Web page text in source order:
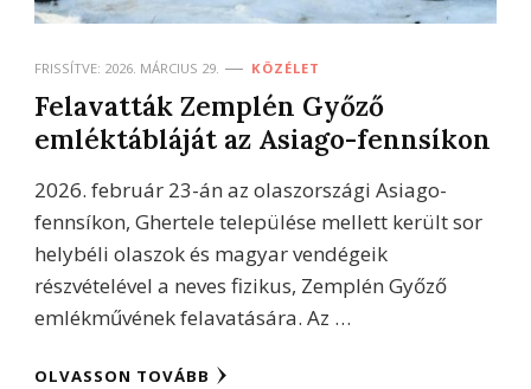
FRISSÍTVE: 2026. MÁRCIUS 29. KÖZÉLET
Felavatták Zemplén Győző
emléktábláját az Asiago-fennsíkon
2026. február 23-án az olaszországi Asiago-
fennsíkon, Ghertele települése mellett került sor
helybéli olaszok és magyar vendégeik
részvételével a neves fizikus, Zemplén Győző
emlékművének felavatására. Az …
OLVASSON TOVÁBB